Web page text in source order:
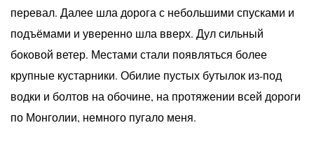
перевал. Далее шла дорога с небольшими спусками и
подъёмами и уверенно шла вверх. Дул сильный
боковой ветер. Местами стали появляться более
крупные кустарники. Обилие пустых бутылок из-под
водки и болтов на обочине, на протяжении всей дороги
по Монголии, немного пугало меня.